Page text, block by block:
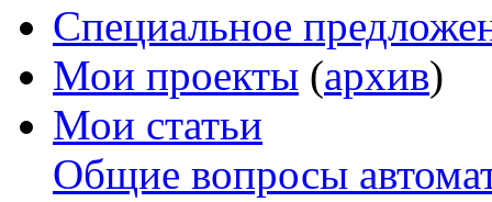
Специальное
Мои проекты (архив)
Мои статьи
Общие вопросы